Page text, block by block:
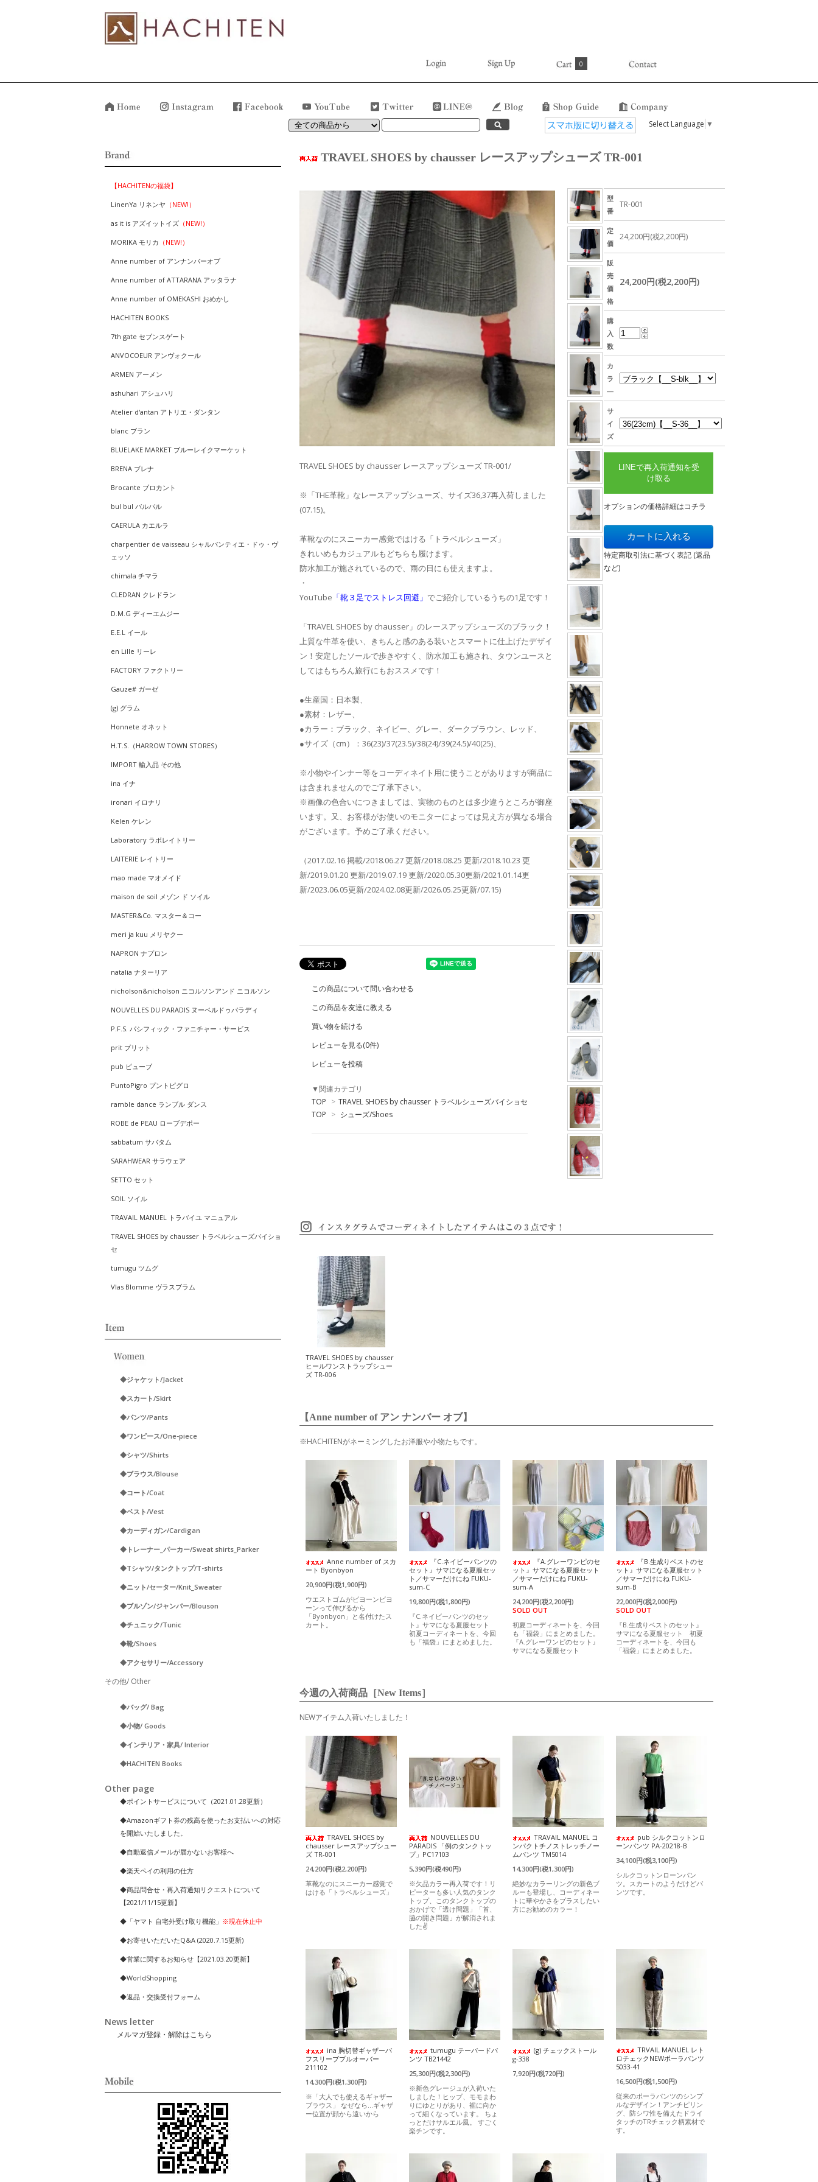
0
Select Language ▼
【HACHITENの福袋】
LinenYa リネンヤ （NEW!）
as it is アズイットイズ （NEW!）
MORIKA モリカ （NEW!）
Anne number of アンナンバーオブ
Anne number of ATTARANA アッタラナ
Anne number of OMEKASHI おめかし
HACHITEN BOOKS
7th gate セブンスゲート
ANVOCOEUR アンヴォクール
ARMEN アーメン
ashuhari アシュハリ
Atelier d'antan アトリエ・ダンタン
blanc ブラン
BLUELAKE MARKET ブルーレイクマーケット
BRENA ブレナ
Brocante ブロカント
bul bul バルバル
CAERULA カエルラ
charpentier de vaisseau シャルパンティエ・ドゥ・ヴ
ェッソ
chimala チマラ
CLEDRAN クレドラン
D.M.G ディーエムジー
E.E.L イール
en Lille リーレ
FACTORY ファクトリー
Gauze# ガーゼ
(g) グラム
Honnete オネット
H.T.S.（HARROW TOWN STORES）
IMPORT 輸入品 その他
ina イナ
ironari イロナリ
Kelen ケレン
Laboratory ラボレイトリー
LAITERIE レイトリー
mao made マオメイド
maison de soil メゾン ド ソイル
MASTER&Co. マスター＆コー
meri ja kuu メリヤクー
NAPRON ナプロン
natalia ナターリア
nicholson&nicholson ニコルソンアンド ニコルソン
NOUVELLES DU PARADIS ヌーベルドゥパラディ
P.F.S. パシフィック・ファニチャー・サービス
prit プリット
pub ピューブ
PuntoPigro プントピグロ
ramble dance ランブル ダンス
ROBE de PEAU ローブデポー
sabbatum サバタム
SARAHWEAR サラウェア
SETTO セット
SOIL ソイル
TRAVAIL MANUEL トラバイユ マニュアル
TRAVEL SHOES by chausser トラベルシューズバイショ
セ
tumugu ツムグ
Vlas Blomme ヴラスブラム
◆ジャケット/Jacket
◆スカート/Skirt
◆パンツ/Pants
◆ワンピース/One-piece
◆シャツ/Shirts
◆ブラウス/Blouse
◆コート/Coat
◆ベスト/Vest
◆カーディガン/Cardigan
◆トレーナー_パーカー/Sweat shirts_Parker
◆Tシャツ/タンクトップ/T-shirts
◆ニット/セーター/Knit_Sweater
◆ブルゾン/ジャンパー/Blouson
◆チュニック/Tunic
◆靴/Shoes
◆アクセサリー/Accessory
その他/ Other
◆バッグ/ Bag
◆小物/ Goods
◆インテリア・家具/ Interior
◆HACHITEN Books
Other page
◆ポイントサービスについて（2021.01.28更新）
◆Amazonギフト券の残高を使ったお支払いへの対応
を開始いたしました。
◆自動返信メールが届かないお客様へ
◆楽天ペイの利用の仕方
◆商品問合せ・再入荷通知リクエストについて
【2021/11/15更新】
◆「ヤマト 自宅外受け取り機能」 ※現在休止中
◆お寄せいただいたQ&A (2020.7.15更新)
◆営業に関するお知らせ【2021.03.20更新】
◆WorldShopping
◆返品・交換受付フォーム
News letter
メルマガ登録・解除はこちら
TRAVEL SHOES by chausser レースアップシューズ TR-001
型
番
TR-001
定
価
24,200円(税2,200円)
販
売
価
格
24,200円(税2,200円)
購
入
数
カ
ラ
―
サ
イ
ズ
LINEで再入荷通知を受
け取る
オプションの価格詳細はコチラ
特定商取引法に基づく表記 (返品
など)
TRAVEL SHOES by chausser レースアップシューズ TR-001/
※「THE革靴」なレースアップシューズ、サイズ36,37再入荷しました
(07.15)。
革靴なのにスニーカー感覚ではける「トラベルシューズ」
きれいめもカジュアルもどちらも履けます。
防水加工が施されているので、雨の日にも使えますよ。
・
YouTube 「靴３足でストレス回避」 でご紹介しているうちの1足です！
「TRAVEL SHOES by chausser」のレースアップシューズのブラック！
上質な牛革を使い、きちんと感のある装いとスマートに仕上げたデザイ
ン！安定したソールで歩きやすく、防水加工も施され、タウンユースと
してはもちろん旅行にもおススメです！
●生産国：日本製、
●素材：レザー、
●カラー：ブラック、ネイビー、グレー、ダークブラウン、レッド、
●サイズ（cm）：36(23)/37(23.5)/38(24)/39(24.5)/40(25)、
※小物やインナー等をコーディネイト用に使うことがありますが商品に
は含まれませんのでご了承下さい。
※画像の色合いにつきましては、実物のものとは多少違うところが御座
います。又、お客様がお使いのモニターによっては見え方が異なる場合
がございます。予めご了承ください。
（2017.02.16 掲載/2018.06.27 更新/2018.08.25 更新/2018.10.23 更
新/2019.01.20 更新/2019.07.19 更新/2020.05.30更新/2021.01.14更
新/2023.06.05更新/2024.02.08更新/2026.05.25更新/07.15)
この商品について問い合わせる
この商品を友達に教える
買い物を続ける
レビューを見る(0件)
レビューを投稿
▼関連カテゴリ
TOP > TRAVEL SHOES by chausser トラベルシューズバイショセ
TOP > シューズ/Shoes
TRAVEL SHOES by chausser
ヒールワンストラップシュー
ズ TR-006
【Anne number of アン ナンバー オブ】
※HACHITENがネーミングしたお洋服や小物たちです。
Anne number of スカ
ート Byonbyon
20,900円(税1,900円)
ウエストゴムがビヨーンビヨ
ーンって伸びるから
「Byonbyon」と名付けたス
カート。
『C.ネイビーパンツの
セット』サマになる夏服セッ
ト／サマーだけにね FUKU-
sum-C
19,800円(税1,800円)
『C.ネイビーパンツのセッ
ト』サマになる夏服セット
初夏コーディネートを、今回
も「福袋」にまとめました。
『A.グレーワンピのセ
ット』サマになる夏服セット
／サマーだけにね FUKU-
sum-A
24,200円(税2,200円)
SOLD OUT
初夏コーディネートを、今回
も「福袋」にまとめました。
『A.グレーワンピのセット』
サマになる夏服セット
『B.生成りベストのセ
ット』サマになる夏服セット
／サマーだけにね FUKU-
sum-B
22,000円(税2,000円)
SOLD OUT
『B.生成りベストのセット』
サマになる夏服セット 初夏
コーディネートを、今回も
「福袋」にまとめました。
今週の入荷商品［New Items］
NEWアイテム入荷いたしました！
TRAVEL SHOES by
chausser レースアップシュー
ズ TR-001
24,200円(税2,200円)
革靴なのにスニーカー感覚で
はける「トラベルシューズ」
NOUVELLES DU
PARADIS 「例のタンクトッ
プ」PC17103
5,390円(税490円)
※欠品カラー再入荷です！リ
ピーターも多い人気のタンク
トップ、このタンクトップの
おかげで「透け問題」「首、
脇の開き問題」が解消されま
した✌️
TRAVAIL MANUEL コ
ンパクトチノストレッチノー
ムパンツ TM5014
14,300円(税1,300円)
絶妙なカラーリングの新色ブ
ルーも登場し、コーディネー
トに華やかさをプラスしたい
方にお勧めのカラー！
pub シルクコットンロ
ーンパンツ PA-20218-B
34,100円(税3,100円)
シルクコットンローンパン
ツ。スカートのようだけどパ
ンツです。
ina 胸切替ギャザーパ
フスリーブプルオーバー
211102
14,300円(税1,300円)
※「大人でも使えるギャザー
ブラウス」 なぜなら…ギャザ
ー位置が顔から遠いから
tumugu テーパードパ
ンツ TB21442
25,300円(税2,300円)
※新色グレージュが入荷いた
しました！ヒップ、モモまわ
りにゆとりがあり、裾に向か
って細くなっています。 ちょ
っとだけサルエル風。 すごく
楽チンです。
(g) チェックストール
g-338
7,920円(税720円)
TRVAIL MANUEL レト
ロチェックNEWポーラパンツ
5033-41
16,500円(税1,500円)
従来のポーラパンツのシンプ
ルなデザイン！アンチピリン
グ、防シワ性を備えたドライ
タッチのTRチェック柄素材で
す。